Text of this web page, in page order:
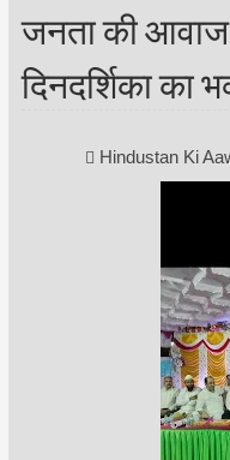
जनता की
दिनदर्शिका का
Hindustan Ki